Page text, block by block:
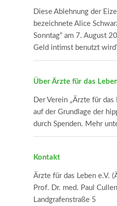
Diese Ablehnung der
bezeichnete Alice
Sonntag“ am 7. August
Geld intimst benutzt
Über Ärzte für das
Der Verein „Ärzte für
auf der Grundlage der
durch Spenden. Mehr
Kontakt
Ärzte für das Leben e.V.
Prof. Dr. med. Paul Cullen
Landgrafenstraße 5